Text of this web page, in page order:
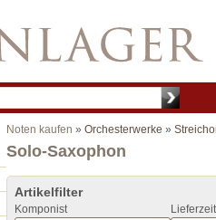
Noten kaufen » Orchesterwerke »
Solo-Saxophon
Artikelfilter
Komponist Lieferzeit